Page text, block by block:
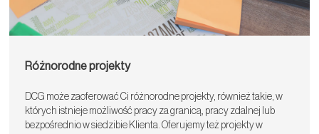
Różnorodne projekty
DCG może zaoferować Ci różnorodne projekty, również takie, w
których istnieje możliwość pracy za granicą, pracy zdalnej lub
bezpośrednio w siedzibie Klienta. Oferujemy też projekty w